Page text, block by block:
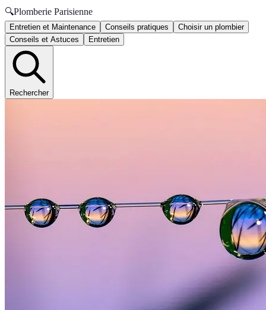
🔍Plomberie Parisienne
Entretien et Maintenance Conseils pratiques
Choisir un plombier
Conseils et Astuces
Entretien
Rechercher